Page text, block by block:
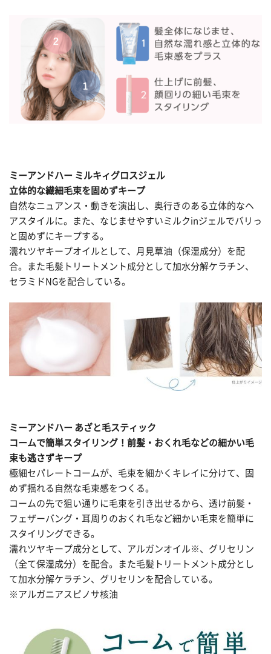
ミーアンドハー ミルキィグロスジェル
立体的な繊細毛束を固めずキープ
自然なニュアンス・動きを演出し、奥行きのある立体的なヘ
アスタイルに。また、なじませやすいミルクinジェルでバリっ
と固めずにキープする。
濡れツヤキープオイルとして、月見草油（保湿成分）を配
合。また毛髪トリートメント成分として加水分解ケラチン、
セラミドNGを配合している。
ミーアンドハー あざと毛スティック
コームで簡単スタイリング！前髪・おくれ毛などの細かい毛
束も逃さずキープ
極細セパレートコームが、毛束を細かくキレイに分けて、固
めず揺れる自然な毛束感をつくる。
コームの先で狙い通りに毛束を引き出せるから、透け前髪・
フェザーバング・耳周りのおくれ毛など細かい毛束を簡単に
スタイリングできる。
濡れツヤキープ成分として、アルガンオイル※、グリセリン
（全て保湿成分）を配合。また毛髪トリートメント成分とし
て加水分解ケラチン、グリセリンを配合している。
※アルガニアスピノサ核油